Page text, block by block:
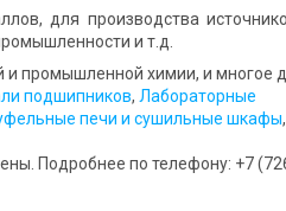
для производства
и т.д.
промышленной химии, и многое
подшипников, Лабораторные
печи и сушильные шкафы,
Подробнее по телефону: +7